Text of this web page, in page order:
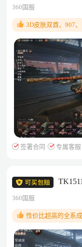
买、 安全无封、10
360国服
3D皮肤双酋、907
麟、齐天大圣、捕
签署合同 专属客服
TK151193号
360国服
性价比超高的全系